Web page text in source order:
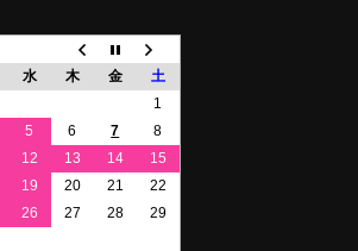
水 木 金
土
1
5 6 7
8
12 13 14
15
19 20 21
22
26 27 28
29